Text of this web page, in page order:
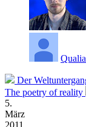
Der
The poetry of reality
5.
März
2011